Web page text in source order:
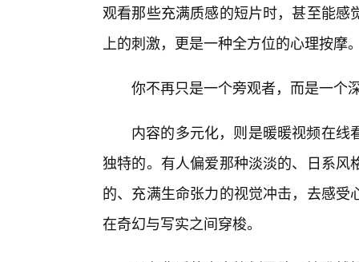
观看那些充满质感的短片时，甚至能
上的刺激，更是一种全方位的心理按摩
你不再只是一个旁观者，而是一个
内容的多元化，则是暖暖视频在
独特的。有人偏爱那种淡淡的、日系
的、充满生命张力的视觉冲击，去感
在奇幻与写实之间穿梭。